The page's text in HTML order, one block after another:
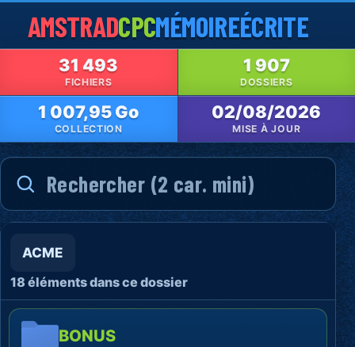
AMSTRADCPCMÉMOIREÉCRITE
31 493
FICHIERS
1 907
DOSSIERS
1 007,95 Go
COLLECTION
02/08/2026
MISE À JOUR
ACME
18 éléments dans ce dossier
BONUS